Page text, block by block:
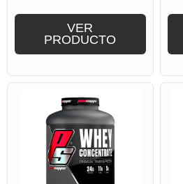
VER
PRODUCTO